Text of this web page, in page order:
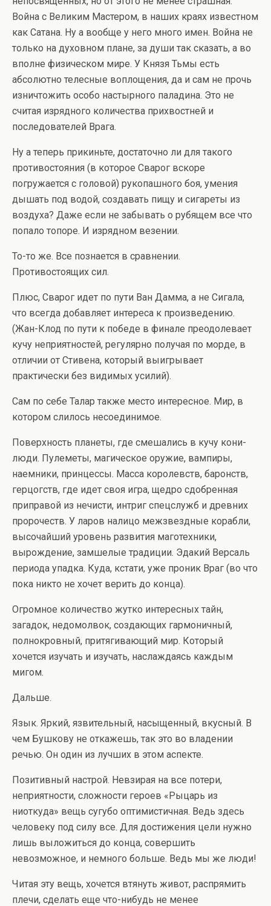
Война с Великим Мастером, в наших краях известном
как Сатана. Ну а вообще у него много имен. Война не
только на духовном плане, за души так сказать, а во
вполне физическом мире. У Князя Тьмы есть
абсолютно телесные воплощения, да и сам не прочь
изничтожить особо настырного паладина. Это не
считая изрядного количества прихвостней и
последователей Врага.
Ну а теперь прикиньте, достаточно ли для такого
противостояния (в которое Сварог вскоре
погружается с головой) рукопашного боя, умения
дышать под водой, создавать пищу и сигареты из
воздуха? Даже если не забывать о рубящем все что
попало топоре. И изрядном везении.
То-то же. Все познается в сравнении.
Противостоящих сил.
Плюс, Сварог идет по пути Ван Дамма, а не Сигала,
что всегда добавляет интереса к произведению.
(Жан-Клод по пути к победе в финале преодолевает
кучу неприятностей, регулярно получая по морде, в
отличии от Стивена, который выигрывает
практически без видимых усилий).
Сам по себе Талар также место интересное. Мир, в
котором слилось несоединимое.
Поверхность планеты, где смешались в кучу кони-
люди. Пулеметы, магическое оружие, вампиры,
наемники, принцессы. Масса королевств, баронств,
герцогств, где идет своя игра, щедро сдобренная
приправой из нечисти, интриг спецслужб и древних
пророчеств. У ларов налицо межзвездные корабли,
высочайший уровень развития маготехники,
вырождение, замшелые традиции. Эдакий Версаль
периода упадка. Куда, кстати, уже проник Враг (во что
пока никто не хочет верить до конца).
Огромное количество жутко интересных тайн,
загадок, недомолвок, создающих гармоничный,
полнокровный, притягивающий мир. Который
хочется изучать и изучать, наслаждаясь каждым
мигом.
Дальше.
Язык. Яркий, язвительный, насыщенный, вкусный. В
чем Бушкову не откажешь, так это во владении
речью. Он один из лучших в этом аспекте.
Позитивный настрой. Невзирая на все потери,
неприятности, сложности героев «Рыцарь из
ниоткуда» вещь сугубо оптимистичная. Ведь здесь
человеку под силу все. Для достижения цели нужно
лишь выложиться до конца, совершить
невозможное, и немного больше. Ведь мы же люди!
Читая эту вещь, хочется втянуть живот, распрямить
плечи, сделать еще что-нибудь не менее